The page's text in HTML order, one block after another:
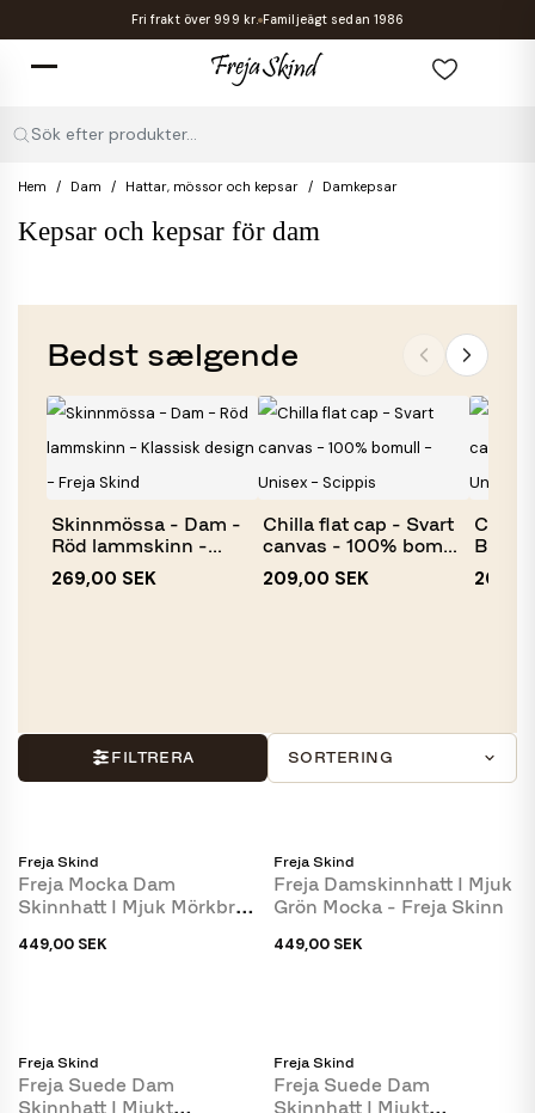
Fri frakt över 999 kr. Familjeägt sedan 1986
Sök efter produkter...
Hem Dam Hattar, mössor och kepsar Damkepsar
Kepsar och kepsar för dam
Bedst sælgende
Skinnmössa - Dam -
Röd lammskinn -
Klassisk...
269,00 SEK
Chilla flat cap - Svart
canvas - 100% bomull
-...
209,00 SEK
Chilla
100%
FILTRERA SORTERING
Freja Skind
Freja Mocka Dam
Skinnhatt I Mjuk Mörkbrun
449,00 SEK
Freja Skind
Freja Damskinnhatt I Mjuk
Grön Mocka - Freja Skinn
449,00 SEK
Freja Skind
Freja Suede Dam
Skinnhatt I Mjukt
Freja Skind
Freja Suede Dam
Skinnhatt I Mjukt